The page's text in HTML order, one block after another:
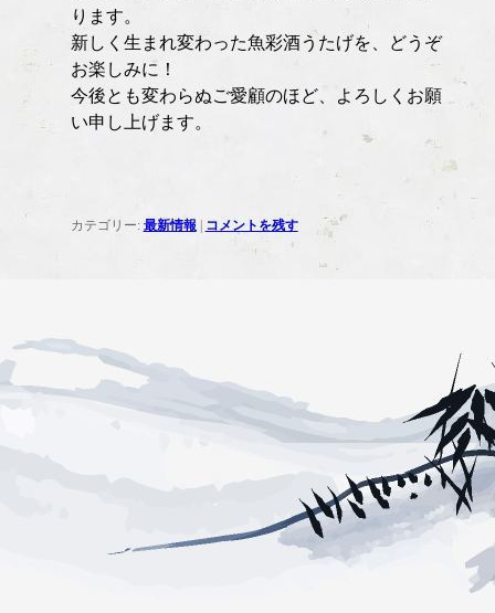
ります。
新しく生まれ変わった魚彩酒うたげを、どうぞ
お楽しみに！
今後とも変わらぬご愛顧のほど、よろしくお願
い申し上げます。
カテゴリー: 最新情報 | コメントを残す